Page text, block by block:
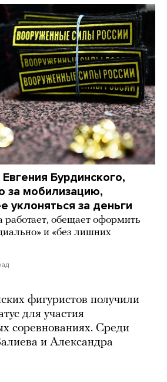
Бурдинского,
за мобилизацию,
уклоняться за деньги
обещает оформить
и «без лишних
фигуристов получили
для участия
соревнованиях. Среди
и Александра